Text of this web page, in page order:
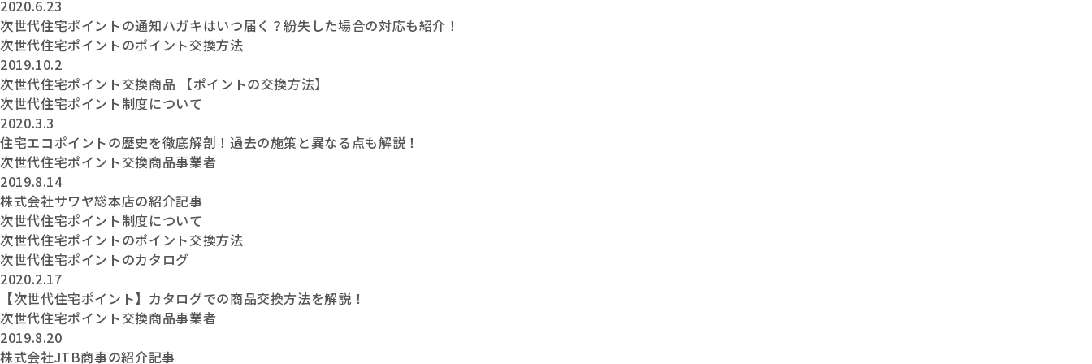
2020.6.23
次世代住宅ポイントの通知ハガキはいつ届く？紛失した場合の対応も紹介！
次世代住宅ポイントのポイント交換方法
2019.10.2
次世代住宅ポイント交換商品 【ポイントの交換方法】
次世代住宅ポイント制度について
2020.3.3
住宅エコポイントの歴史を徹底解剖！過去の施策と異なる点も解説！
次世代住宅ポイント交換商品事業者
2019.8.14
株式会社サワヤ総本店の紹介記事
次世代住宅ポイント制度について
次世代住宅ポイントのポイント交換方法
次世代住宅ポイントのカタログ
2020.2.17
【次世代住宅ポイント】カタログでの商品交換方法を解説！
次世代住宅ポイント交換商品事業者
2019.8.20
株式会社JTB商事の紹介記事